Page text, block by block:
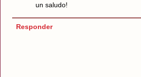
un saludo!
Responder